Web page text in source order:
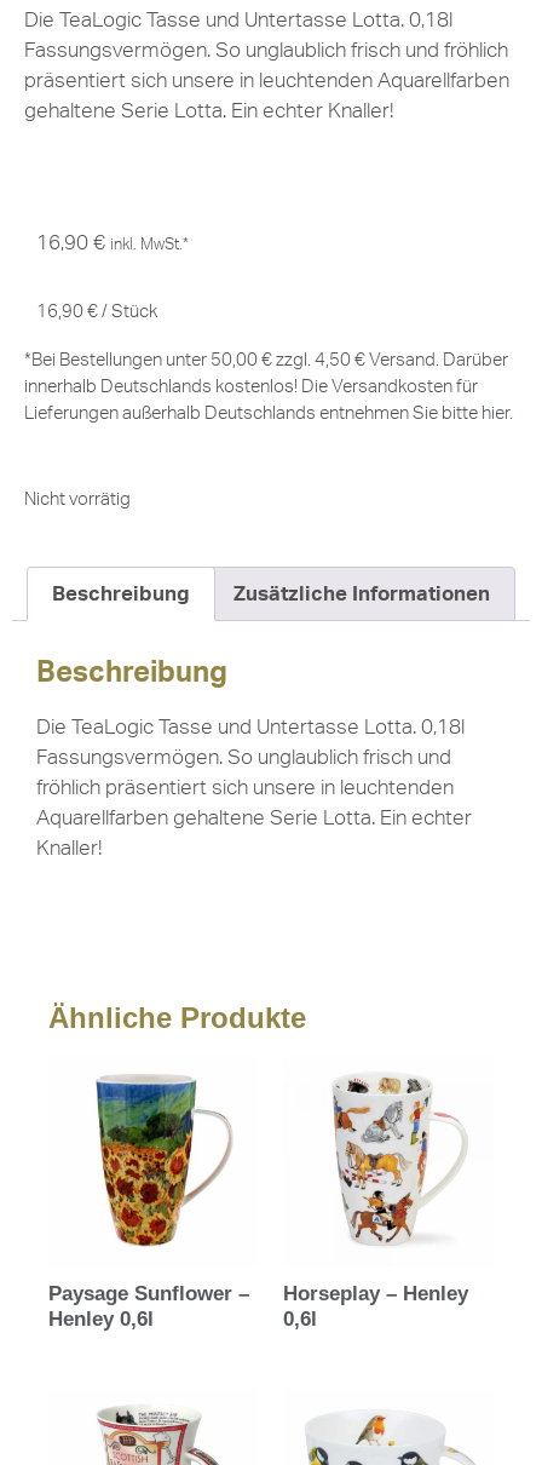
Die TeaLogic Tasse und Untertasse Lotta. 0,18l
Fassungsvermögen. So unglaublich frisch und fröhlich
präsentiert sich unsere in leuchtenden Aquarellfarben
gehaltene Serie Lotta. Ein echter Knaller!
16,90 € inkl. MwSt.*
16,90 € / Stück
*Bei Bestellungen unter 50,00 € zzgl. 4,50 € Versand. Darüber
innerhalb Deutschlands kostenlos! Die Versandkosten für
Lieferungen außerhalb Deutschlands entnehmen Sie bitte hier.
Nicht vorrätig
Beschreibung Zusätzliche Informationen
Beschreibung
Die TeaLogic Tasse und Untertasse Lotta. 0,18l
Fassungsvermögen. So unglaublich frisch und
fröhlich präsentiert sich unsere in leuchtenden
Aquarellfarben gehaltene Serie Lotta. Ein echter
Knaller!
Ähnliche Produkte
Paysage Sunflower –
Henley 0,6l
Horseplay – Henley
0,6l